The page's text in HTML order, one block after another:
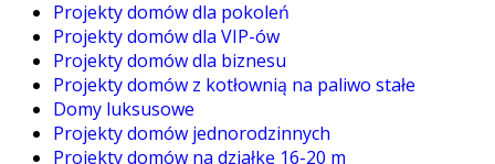
Projekty domów dla pokoleń
Projekty domów dla VIP-ów
Projekty domów dla biznesu
Projekty domów z kotłownią na paliwo stałe
Domy luksusowe
Projekty domów jednorodzinnych
Projekty domów na działkę 16-20 m